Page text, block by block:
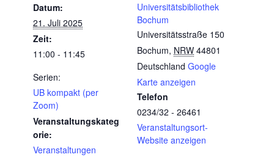
Datum:
21. Juli 2025
Zeit:
11:00 - 11:45
Serien:
UB kompakt (per
Zoom)
Veranstaltungskateg
orie:
Veranstaltungen
Universitätsbibliothek
Bochum
Universitätsstraße 150
Bochum, NRW 44801
Deutschland Google
Karte anzeigen
Telefon
0234/32 - 26461
Veranstaltungsort-
Website anzeigen